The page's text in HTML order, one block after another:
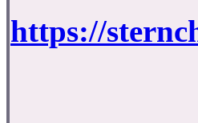
https://